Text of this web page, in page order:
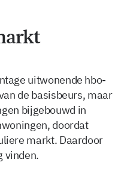
uitwonende hbo-
de basisbeurs, maar
bijgebouwd in
doordat
markt. Daardoor
vinden.